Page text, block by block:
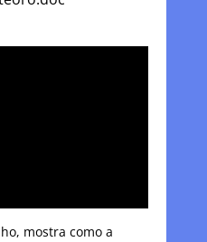
mostra como a